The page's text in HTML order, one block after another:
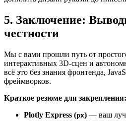
5. Заключение:
честности
Мы с вами прошли путь от
интерактивных 3D-сцен и
всё это без знания фронтенда,
фреймворков.
Краткое резюме для закрепления:
Plotly Express (px) — ваш